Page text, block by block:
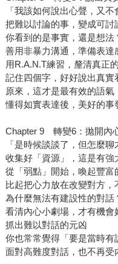
「我該如何說出心聲，又不
把難以討論的事，變成可討
你看到的是事實，還是想法
善用非暴力溝通，準備表達
用R.A.N.T練習，釐清真正
記住四個字，好好說出真實
原來，這才是最有效的語氣
懂得如實表達後，美好的
Chapter 9 轉變6：拋開內
「是時候談談了，但怎麼聊
收集好「資源」，這是有強
從「弱點」開始，喚起豐富
比起把心力放在改變對方
為什麼無法有建設性的對話
看清內心小劇場，才有機會
抓出難以對話的元凶
你也常常覺得「要是當時
面對高難度對話，也不再受